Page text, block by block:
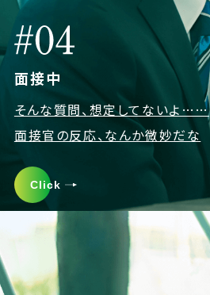
面接中
そんな質問、想定してないよ……
面接官の反応、なんか微妙だな
Click